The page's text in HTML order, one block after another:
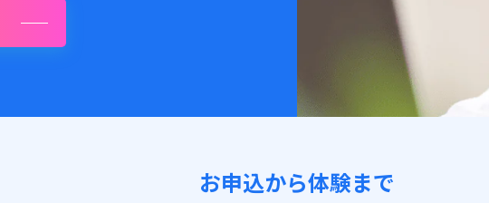
お申込から体験まで